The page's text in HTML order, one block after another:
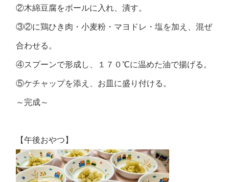
②木綿豆腐をボールに入れ、潰す。
③②に鶏ひき肉・小麦粉・マヨドレ・塩を加え、混ぜ
合わせる。
④スプーンで形成し、１７０℃に温めた油で揚げる。
⑤ケチャップを添え、お皿に盛り付ける。
～完成～
【午後おやつ】